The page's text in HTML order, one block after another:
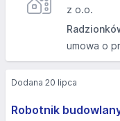
z o.o.
umowa o
Robotnik
Dodana 20 lipca